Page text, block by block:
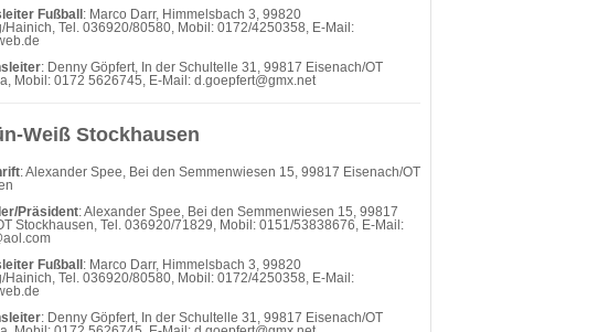
Fußball : Marco Darr, Himmelsbach 3, 99820
Hainich, Tel. 036920/80580, Mobil: 0172/4250358, E-Mail:
: Denny Göpfert, In der Schultelle 31, 99817 Eisenach/OT
Mobil: 0172 5626745, E-Mail: d.goepfert@gmx.net
Weiß Stockhausen
: Alexander Spee, Bei den Semmenwiesen 15, 99817 Eisenach/OT
Präsident: Alexander Spee, Bei den Semmenwiesen 15, 99817
Stockhausen, Tel. 036920/71829, Mobil: 0151/53838676, E-Mail:
Fußball : Marco Darr, Himmelsbach 3, 99820
Hainich, Tel. 036920/80580, Mobil: 0172/4250358, E-Mail:
: Denny Göpfert, In der Schultelle 31, 99817 Eisenach/OT